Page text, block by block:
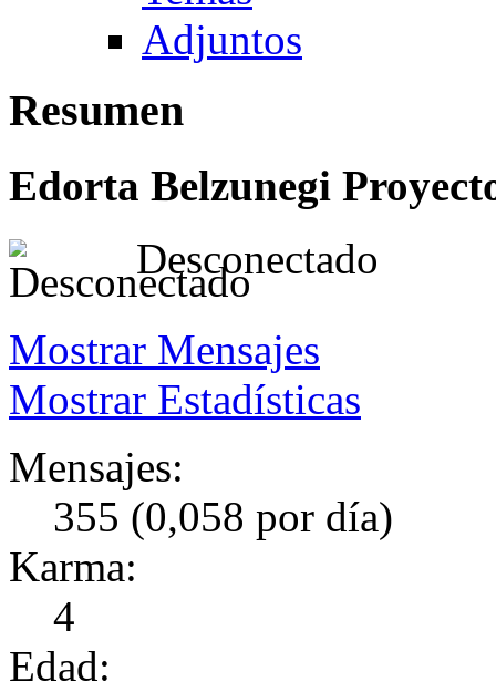
Adjuntos
Resumen
Edorta Belzunegi
Desconectado
Mostrar Mensajes
Mostrar Estadísticas
Mensajes:
355 (0,058 por día)
Karma:
4
Edad: